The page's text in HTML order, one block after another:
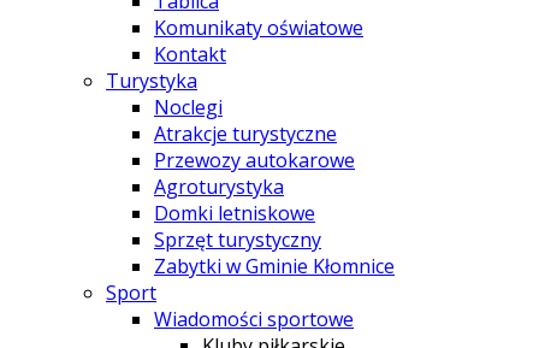
Komunikaty oświatowe
Kontakt
Turystyka
Noclegi
Atrakcje turystyczne
Przewozy autokarowe
Agroturystyka
Domki letniskowe
Sprzęt turystyczny
Zabytki w Gminie Kłomnice
Sport
Wiadomości sportowe